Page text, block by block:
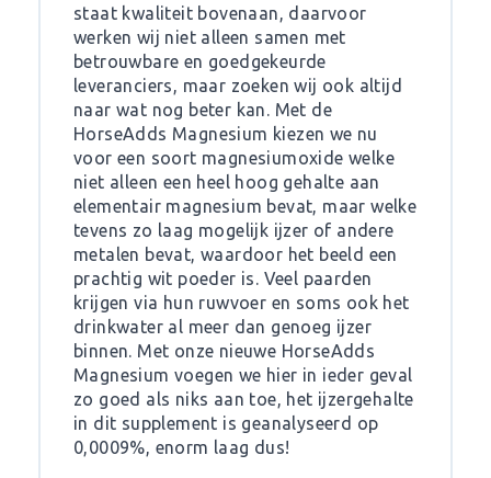
staat kwaliteit bovenaan, daarvoor
werken wij niet alleen samen met
betrouwbare en goedgekeurde
leveranciers, maar zoeken wij ook altijd
naar wat nog beter kan. Met de
HorseAdds Magnesium kiezen we nu
voor een soort magnesiumoxide welke
niet alleen een heel hoog gehalte aan
elementair magnesium bevat, maar welke
tevens zo laag mogelijk ijzer of andere
metalen bevat, waardoor het beeld een
prachtig wit poeder is. Veel paarden
krijgen via hun ruwvoer en soms ook het
drinkwater al meer dan genoeg ijzer
binnen. Met onze nieuwe HorseAdds
Magnesium voegen we hier in ieder geval
zo goed als niks aan toe, het ijzergehalte
in dit supplement is geanalyseerd op
0,0009%, enorm laag dus!